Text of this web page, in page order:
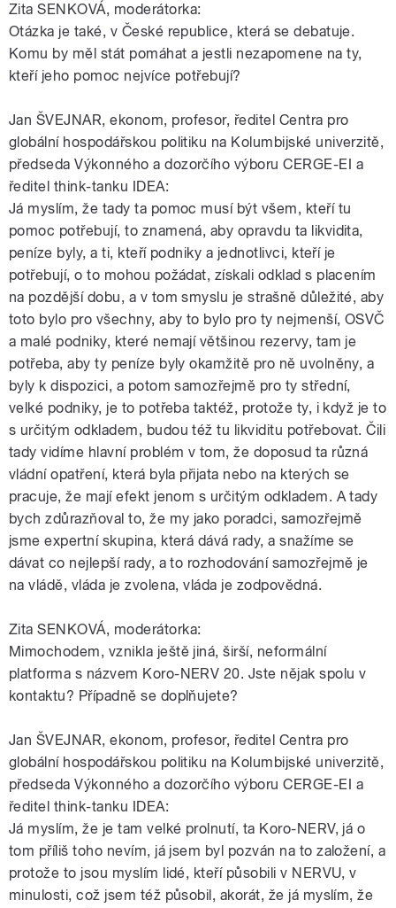
Zita SENKOVÁ, moderátorka:
Otázka je také, v České republice, která se debatuje.
Komu by měl stát pomáhat a jestli nezapomene na ty,
kteří jeho pomoc nejvíce potřebují?
Jan ŠVEJNAR, ekonom, profesor, ředitel Centra pro
globální hospodářskou politiku na Kolumbijské univerzitě,
předseda Výkonného a dozorčího výboru CERGE-EI a
ředitel think-tanku IDEA:
Já myslím, že tady ta pomoc musí být všem, kteří tu
pomoc potřebují, to znamená, aby opravdu ta likvidita,
peníze byly, a ti, kteří podniky a jednotlivci, kteří je
potřebují, o to mohou požádat, získali odklad s placením
na pozdější dobu, a v tom smyslu je strašně důležité, aby
toto bylo pro všechny, aby to bylo pro ty nejmenší, OSVČ
a malé podniky, které nemají většinou rezervy, tam je
potřeba, aby ty peníze byly okamžitě pro ně uvolněny, a
byly k dispozici, a potom samozřejmě pro ty střední,
velké podniky, je to potřeba taktéž, protože ty, i když je to
s určitým odkladem, budou též tu likviditu potřebovat. Čili
tady vidíme hlavní problém v tom, že doposud ta různá
vládní opatření, která byla přijata nebo na kterých se
pracuje, že mají efekt jenom s určitým odkladem. A tady
bych zdůrazňoval to, že my jako poradci, samozřejmě
jsme expertní skupina, která dává rady, a snažíme se
dávat co nejlepší rady, a to rozhodování samozřejmě je
na vládě, vláda je zvolena, vláda je zodpovědná.
Zita SENKOVÁ, moderátorka:
Mimochodem, vznikla ještě jiná, širší, neformální
platforma s názvem Koro-NERV 20. Jste nějak spolu v
kontaktu? Případně se doplňujete?
Jan ŠVEJNAR, ekonom, profesor, ředitel Centra pro
globální hospodářskou politiku na Kolumbijské univerzitě,
předseda Výkonného a dozorčího výboru CERGE-EI a
ředitel think-tanku IDEA:
Já myslím, že je tam velké prolnutí, ta Koro-NERV, já o
tom příliš toho nevím, já jsem byl pozván na to založení, a
protože to jsou myslím lidé, kteří působili v NERVU, v
minulosti, což jsem též působil, akorát, že já myslím, že